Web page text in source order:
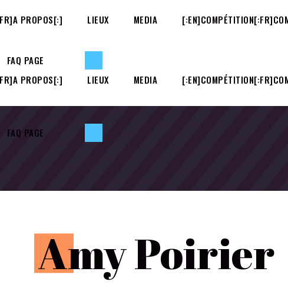
PROPOS[:] LIEUX MEDIA
FAQ PAGE
PROPOS[:] LIEUX MEDIA
FAQ PAGE
Amy Poirier